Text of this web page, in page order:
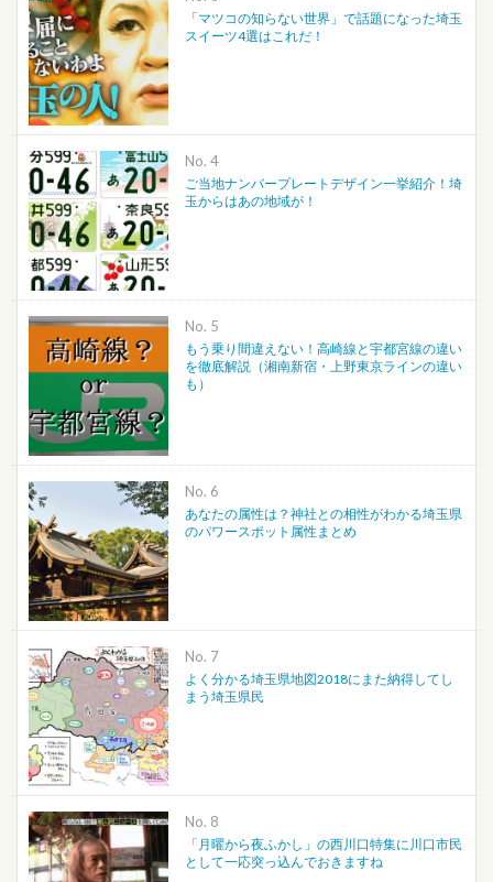
「マツコの知らない世界」で話題になった埼玉
スイーツ4選はこれだ！
No.
ご当地ナンバープレートデザイン一挙紹介！埼
玉からはあの地域が！
No.
もう乗り間違えない！高崎線と宇都宮線の違い
を徹底解説（湘南新宿・上野東京ラインの違い
も）
No.
あなたの属性は？神社との相性がわかる埼玉県
のパワースポット属性まとめ
No.
よく分かる埼玉県地図2018にまた納得してし
まう埼玉県民
No.
「月曜から夜ふかし」の西川口特集に川口市民
として一応突っ込んでおきますね